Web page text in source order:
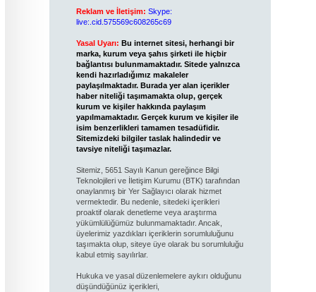
Reklam ve İletişim: Skype:
live:.cid.575569c608265c69
Yasal Uyarı: Bu internet sitesi, herhangi bir
marka, kurum veya şahıs şirketi ile hiçbir
bağlantısı bulunmamaktadır. Sitede yalnızca
kendi hazırladığımız makaleler
paylaşılmaktadır. Burada yer alan içerikler
haber niteliği taşımamakta olup, gerçek
kurum ve kişiler hakkında paylaşım
yapılmamaktadır. Gerçek kurum ve kişiler ile
isim benzerlikleri tamamen tesadüfidir.
Sitemizdeki bilgiler taslak halindedir ve
tavsiye niteliği taşımazlar.
Sitemiz, 5651 Sayılı Kanun gereğince Bilgi
Teknolojileri ve İletişim Kurumu (BTK) tarafından
onaylanmış bir Yer Sağlayıcı olarak hizmet
vermektedir. Bu nedenle, sitedeki içerikleri
proaktif olarak denetleme veya araştırma
yükümlülüğümüz bulunmamaktadır. Ancak,
üyelerimiz yazdıkları içeriklerin sorumluluğunu
taşımakta olup, siteye üye olarak bu sorumluluğu
kabul etmiş sayılırlar.
Hukuka ve yasal düzenlemelere aykırı olduğunu
düşündüğünüz içerikleri,